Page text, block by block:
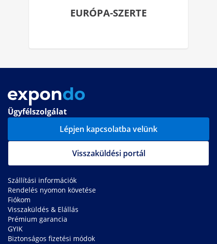
EURÓPA-SZERTE
Ügyfélszolgálat
Lépjen kapcsolatba velünk
Visszaküldési portál
Szállítási információk
Rendelés nyomon követése
Fiókom
Visszaküldés & Elállás
Prémium garancia
GYIK
Biztonságos fizetési módok